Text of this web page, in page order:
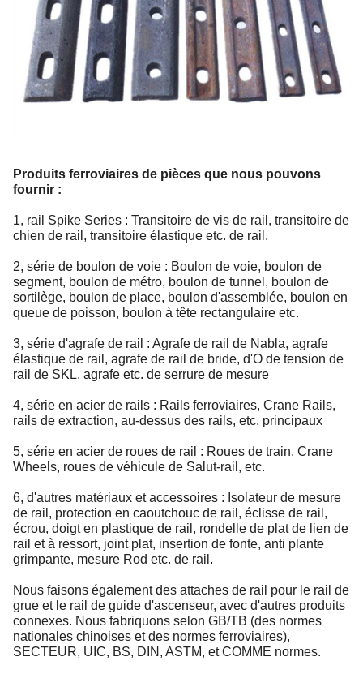
Produits ferroviaires de pièces que nous pouvons
fournir :
1, rail Spike Series : Transitoire de vis de rail, transitoire de
chien de rail, transitoire élastique etc. de rail.
2, série de boulon de voie : Boulon de voie, boulon de
segment, boulon de métro, boulon de tunnel, boulon de
sortilège, boulon de place, boulon d'assemblée, boulon en
queue de poisson, boulon à tête rectangulaire etc.
3, série d'agrafe de rail : Agrafe de rail de Nabla, agrafe
élastique de rail, agrafe de rail de bride, d'O de tension de
rail de SKL, agrafe etc. de serrure de mesure
4, série en acier de rails : Rails ferroviaires, Crane Rails,
rails de extraction, au-dessus des rails, etc. principaux
5, série en acier de roues de rail : Roues de train, Crane
Wheels, roues de véhicule de Salut-rail, etc.
6, d'autres matériaux et accessoires : Isolateur de mesure
de rail, protection en caoutchouc de rail, éclisse de rail,
écrou, doigt en plastique de rail, rondelle de plat de lien de
rail et à ressort, joint plat, insertion de fonte, anti plante
grimpante, mesure Rod etc. de rail.
Nous faisons également des attaches de rail pour le rail de
grue et le rail de guide d'ascenseur, avec d'autres produits
connexes. Nous fabriquons selon GB/TB (des normes
nationales chinoises et des normes ferroviaires),
SECTEUR, UIC, BS, DIN, ASTM, et COMME normes.